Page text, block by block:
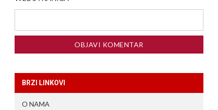
BRZI LINKOVI
O NAMA